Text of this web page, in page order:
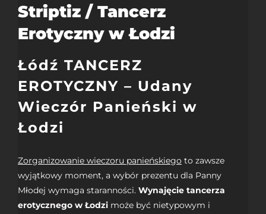
Striptiz / Tancerz
Erotyczny w Łodzi
Łódź TANCERZ
EROTYCZNY – Udany
Wieczór Panieński w
Łodzi
Zorganizowanie wieczoru panieńskiego to zawsze
wyjątkowy moment, a wybór prezentu dla Panny
Młodej wymaga staranności. Wynajęcie tancerza
erotycznego w Łodzimoże być nietypowym i